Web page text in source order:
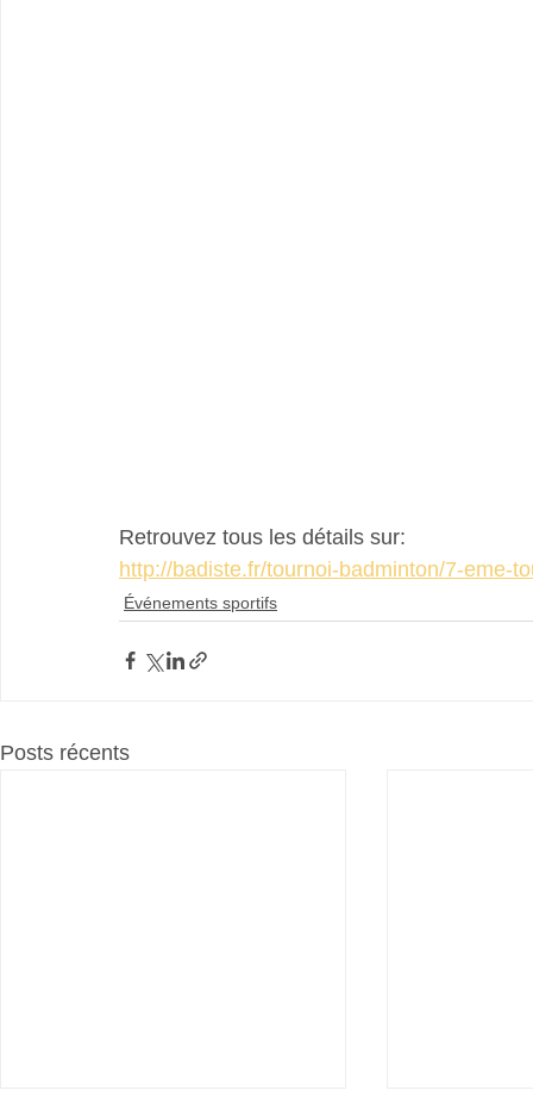
Retrouvez tous les détails sur:
http://badiste.fr/tournoi-badminton/7-eme-
Événements sportifs
Posts récents